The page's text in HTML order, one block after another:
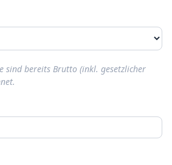
sind bereits Brutto (inkl. gesetzlicher